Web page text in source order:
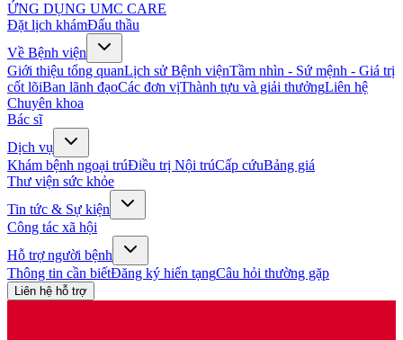
ỨNG DỤNG UMC CARE
Đặt lịch khámĐấu thầu
Về Bệnh viện
Giới thiệu tổng quanLịch sử Bệnh việnTầm nhìn - Sứ mệnh - Giá trị
cốt lõiBan lãnh đạoCác đơn vịThành tựu và giải thưởngLiên hệ
Chuyên khoa
Bác sĩ
Dịch vụ
Khám bệnh ngoại trúĐiều trị Nội trúCấp cứuBảng giá
Thư viện sức khỏe
Tin tức & Sự kiện
Công tác xã hội
Hỗ trợ người bệnh
Thông tin cần biếtĐăng ký hiến tạngCâu hỏi thường gặp
Liên hệ hỗ trợ